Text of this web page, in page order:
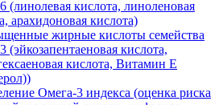
(линолевая кислота, линоленовая
арахидоновая кислота)
жирные кислоты семейства
(эйкозапентаеновая кислота,
кислота, Витамин E
Омега-3 индекса (оценка риска